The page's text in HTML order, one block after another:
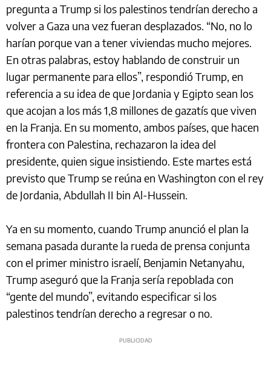
pregunta a Trump si los palestinos tendrían derecho a
volver a Gaza una vez fueran desplazados. “No, no lo
harían porque van a tener viviendas mucho mejores.
En otras palabras, estoy hablando de construir un
lugar permanente para ellos”, respondió Trump, en
referencia a su idea de que Jordania y Egipto sean los
que acojan a los más 1,8 millones de gazatís que viven
en la Franja. En su momento, ambos países, que hacen
frontera con Palestina, rechazaron la idea del
presidente, quien sigue insistiendo. Este martes está
previsto que Trump se reúna en Washington con el rey
de Jordania, Abdullah II bin Al-Hussein.
Ya en su momento, cuando Trump anunció el plan la
semana pasada durante la rueda de prensa conjunta
con el primer ministro israelí, Benjamin Netanyahu,
Trump aseguró que la Franja sería repoblada con
“gente del mundo”, evitando especificar si los
palestinos tendrían derecho a regresar o no.